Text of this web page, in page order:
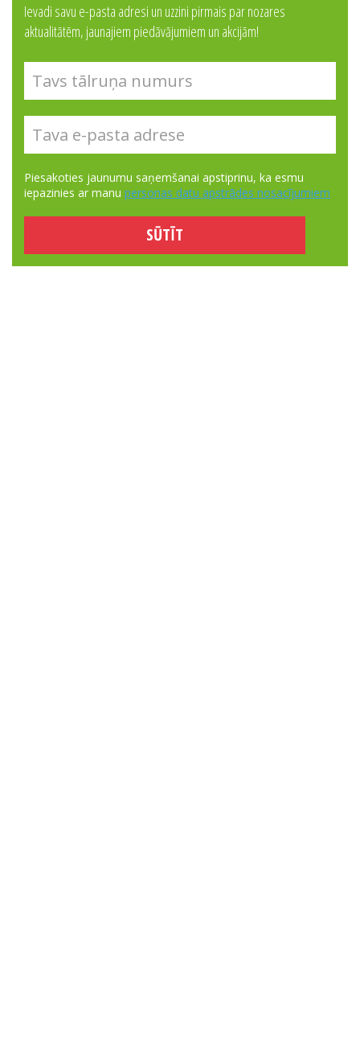
Ievadi savu e-pasta adresi un uzzini pirmais par nozares
aktualitātēm, jaunajiem piedāvājumiem un akcijām!
Piesakoties jaunumu saņemšanai apstiprinu, ka esmu
iepazinies ar manu personas datu apstrādes nosacījumiem